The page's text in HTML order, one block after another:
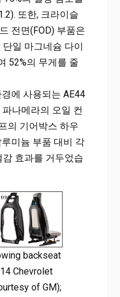
또한, 크라이슬
전면(FOD) 부품은
일 마그네슘 다이
52%의 무게를 줄
에 사용되는 AE44
나메라의 오일 컨
의 기어박스 하우
미늄 부품 대비 각
감 효과를 거두었습
backseat
Chevrolet
of GM);